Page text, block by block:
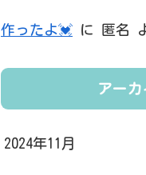
作ったよ💓 に 匿名
アーカ
2024年11月